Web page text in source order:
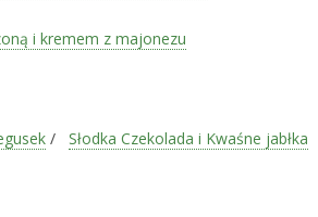
i kremem z majonezu
/ Słodka Czekolada i Kwaśne jabłka